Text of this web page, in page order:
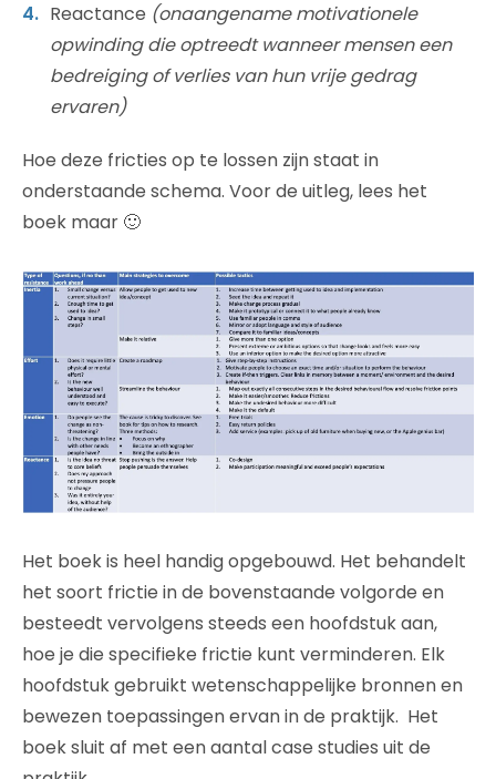
Reactance (onaangename motivationele
opwinding die optreedt wanneer mensen een
bedreiging of verlies van hun vrije gedrag
ervaren)
Hoe deze fricties op te lossen zijn staat in
onderstaande schema. Voor de uitleg, lees het
boek maar 🙂
Het boek is heel handig opgebouwd. Het behandelt
het soort frictie in de bovenstaande volgorde en
besteedt vervolgens steeds een hoofdstuk aan,
hoe je die specifieke frictie kunt verminderen. Elk
hoofdstuk gebruikt wetenschappelijke bronnen en
bewezen toepassingen ervan in de praktijk. Het
boek sluit af met een aantal case studies uit de